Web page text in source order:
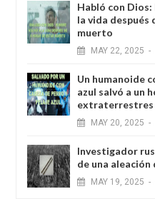
Habló con Dios:
la vida después
muerto
MAY 22, 2025 -
Un humanoide
azul salvó a un
extraterrestres
MAY 20, 2025 -
Investigador
de una aleación
MAY 19, 2025 -